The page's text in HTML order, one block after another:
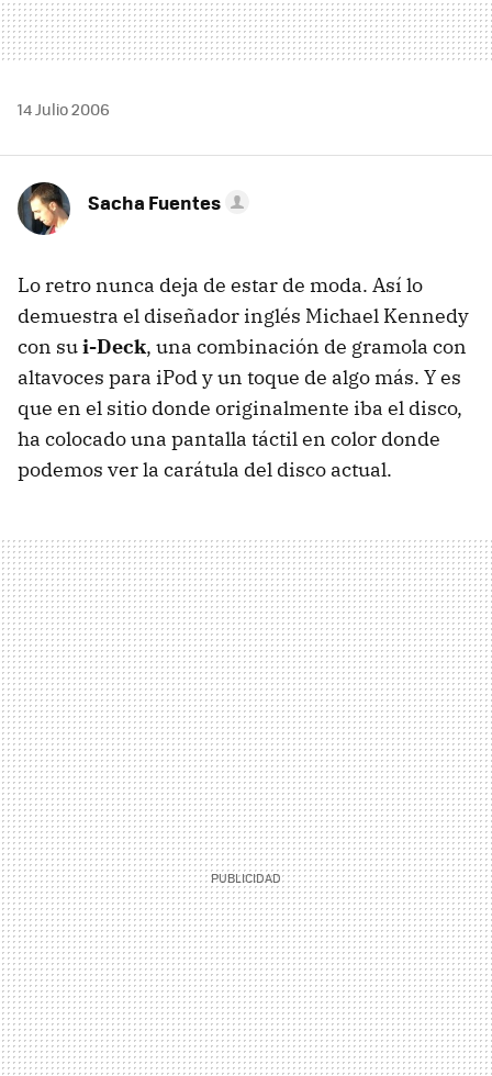
14 Julio 2006
Sacha Fuentes
Lo retro nunca deja de estar de moda. Así lo
demuestra el diseñador inglés Michael Kennedy
con sui-Deck, una combinación de gramola con
altavoces para iPod y un toque de algo más. Y es
que en el sitio donde originalmente iba el disco,
ha colocado una pantalla táctil en color donde
podemos ver la carátula del disco actual.